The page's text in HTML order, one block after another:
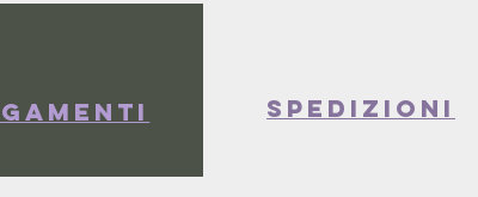
spedizioni